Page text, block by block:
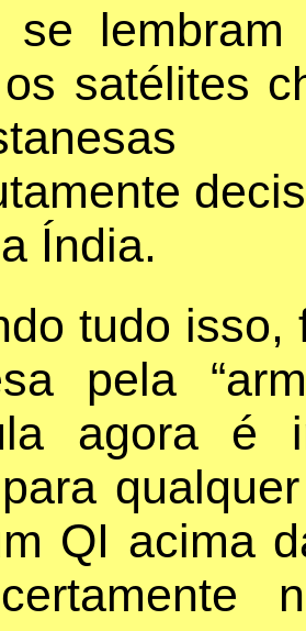
se
satélites
Índia.
tudo isso,
pela
agora é
QI acima